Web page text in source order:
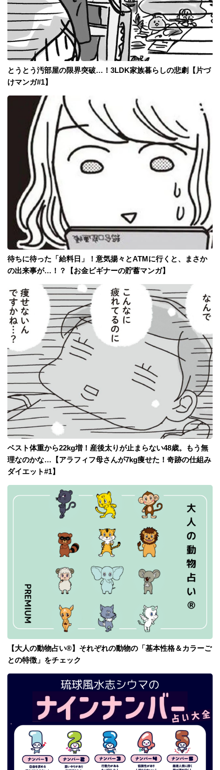
とうとう汚部屋の限界突破…！3LDK家族暮らしの悲劇【片づ
けマンガ#1】
待ちに待った「給料日」！意気揚々とATMに行くと、まさか
の出来事が…！？【お金ビギナーの貯蓄マンガ】
ベスト体重から22kg増！産後太りが止まらない48歳。もう無
理なのかな…【アラフィフ母さんが7kg痩せた！奇跡の仕組み
ダイエット#1】
【大人の動物占い®】それぞれの動物の「基本性格＆カラーご
との特徴」をチェック